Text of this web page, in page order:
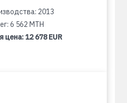
2013
6 562 MTH
цена:12 678 EUR